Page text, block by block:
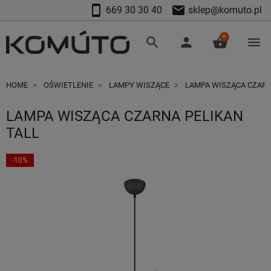
smartphone 669 30 30 40 mail sklep@komuto.pl
search person shopping_basket
0 menu
HOME OŚWIETLENIE LAMPY WISZĄCE LAMPA WISZĄCA
LAMPA WISZĄCA CZARNA PELIKAN
TALL
-10%